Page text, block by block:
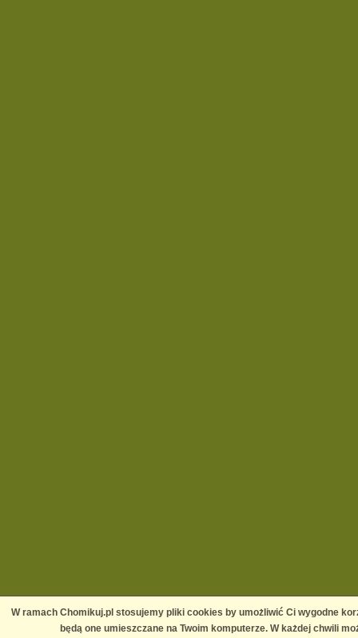
W ramach Chomikuj.pl stosujemy pliki cookies by umożliwić Ci wygodne
będą one umieszczane na Twoim komputerze. W każdej chwili